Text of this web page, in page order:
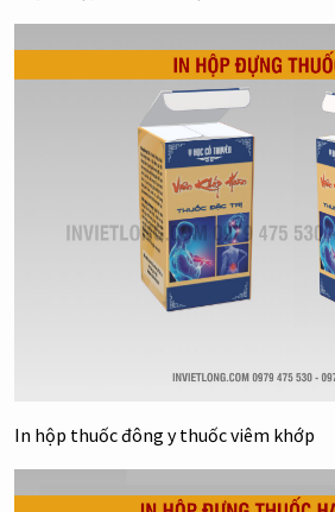
In hộp thuốc đông y thuốc viêm khớp